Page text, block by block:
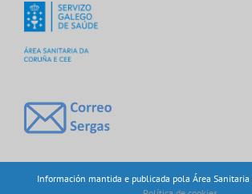
Información mantida e publicada pola Área Sanitaria